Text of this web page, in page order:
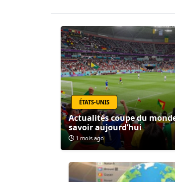
ÉTATS-UNIS
Actualités coupe du
savoir aujourd’hui
1 mois ago